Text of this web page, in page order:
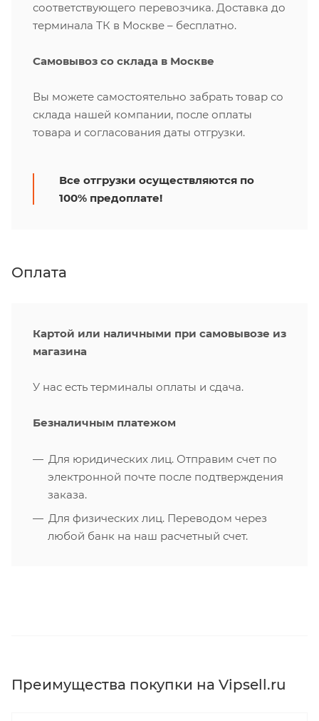
соответствующего перевозчика. Доставка до
терминала ТК в Москве – бесплатно.
Самовывоз со склада в Москве
Вы можете самостоятельно забрать товар со
склада нашей компании, после оплаты
товара и согласования даты отгрузки.
Все отгрузки осуществляются по
100% предоплате!
Оплата
Картой или наличными при самовывозе из
магазина
У нас есть терминалы оплаты и сдача.
Безналичным платежом
Для юридических лиц. Отправим счет по
электронной почте после подтверждения
заказа.
Для физических лиц. Переводом через
любой банк на наш расчетный счет.
Преимущества покупки на Vipsell.ru